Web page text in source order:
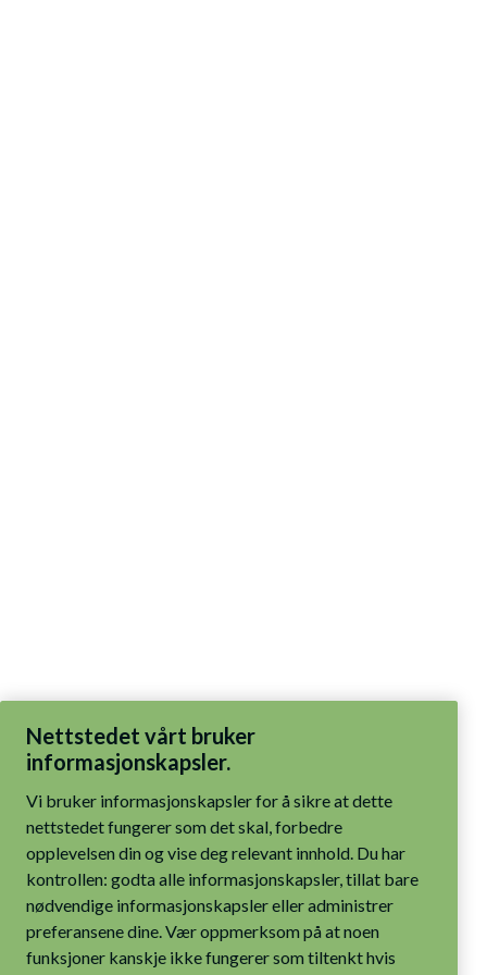
Nettstedet vårt bruker
informasjonskapsler.
nettstedet fungerer som det skal, forbedre
opplevelsen din og vise deg relevant innhold. Du har
kontrollen: godta alle informasjonskapsler, tillat bare
nødvendige informasjonskapsler eller administrer
preferansene dine. Vær oppmerksom på at noen
funksjoner kanskje ikke fungerer som tiltenkt hvis